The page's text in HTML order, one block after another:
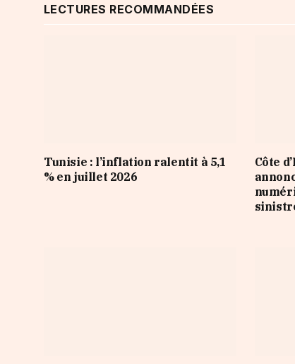
LECTURES RECOMMANDÉES
Tunisie : l’inflation ralentit à 5,1
% en juillet 2026
Côte